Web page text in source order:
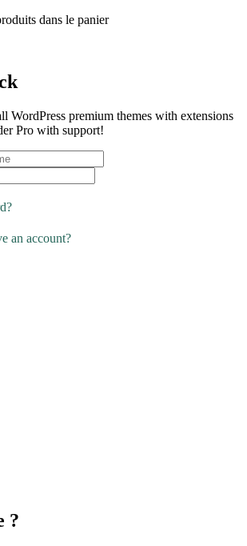
dans le panier
WordPress premium themes with extensions
Pro with support!
an account?
?